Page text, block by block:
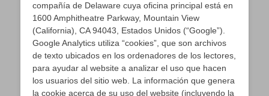
compañía de Delaware cuya oficina principal está en
1600 Amphitheatre Parkway, Mountain View
(California), CA 94043, Estados Unidos (“Google”).
Google Analytics utiliza “cookies”, que son archivos
de texto ubicados en los ordenadores de los lectores,
para ayudar al website a analizar el uso que hacen
los usuarios del sitio web. La información que genera
la cookie acerca de su uso del website (incluyendo la